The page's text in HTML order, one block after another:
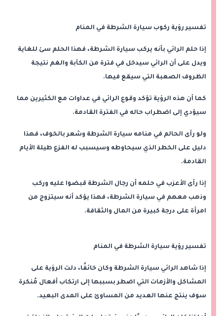
تفسير رؤية ركوب سيارة الشرطة في المنام
إذا حلم الرائي بأنه يركب سيارة الشرطة، فهذا الحلم سئ للغاية
ويدل على أن الرائي سيدخل في فترة من الكآبة والغم نتيجة
الظروف الصعبة التي سيقع فيها.
كما أن هذه الرؤية تؤكد وقوع الرائي في عداوات مع الكثيرين مما
سيؤدي إلى اضطراب حاله في الفترة القادمة.
ولو رأى الحالم في منامه سيارة الشرطة وشعر بالخوف، فهذا
دليل على الخطر الذي سيحاوطه وسيسبب له الفزع طيلة الأيام
القادمة.
إذا رأى الأعزب في حلمه أن رجال الشرطة قبضوا عليه وركب
وذهب معهم في سيارة الشرطة، فهذا يؤكد أنه سيتزوج من
امرأة على درجة كبيرة من المال والثقافة.
تفسير رؤية سيارة الشرطة في المنام
إذا شاهد الرائي سيارة الشرطة وكان خائفًا، دلت الرؤية على
المشاكل والأزمات التي اضطر بسببها إلى ارتكاب أفعال مُنكرة
سوف ينتج عنها العديد من المساوئ على المدى البعيد.